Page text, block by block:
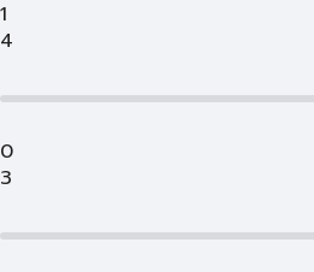
1
4
0
3